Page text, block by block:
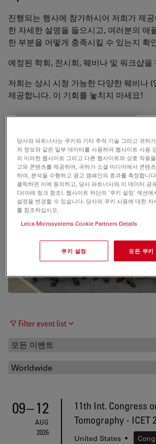
진행되는 행사에 참가하시어 저희가 제
한 자세한 설명을 들으시고, 여러분의 애
한 부분을 어떻게 충족시킬 수 있는지 확
예정된 학회, 전시회, 웨비나 및 워크샵을
저희는 상시 시청 가능한 다양한 웨비나
제공합니다. 이 기회를 놓치지 마세요!
여러분을 만나 뵙기를 기대합니
Filter event list
09–12
AUG
2026
11th Int. Congress
Tomography - ICET
United States •
당사와 파트너사는 쿠키와 기타 추적 기술 그리고 귀하
처 정보와 같은 일부 데이터를 사용하여 웹사이트 사용
의 이러한 웹사이트 그리고 다른 웹사이트와 상호 작용
고와 콘텐츠를 제공하며, 귀하가 소셜 미디어에서 콘텐
하여, 분석을 수행하고 광고 캠페인의 효과를 측정합니
클릭하면 이에 동의하고, 당사 파트너사와 이 데이터 공
다(아래 링크 참조). 웹사이트 하단의 '쿠키 설정' 섹션에
설정을 변경할 수 있습니다. 당사의 쿠키 사용에 대한 자
를 참조하십시오.
Leica Microsystems Cookie Partners Details
쿠키 설정 모든 쿠키